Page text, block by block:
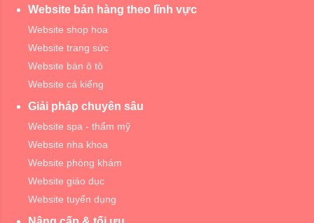
Website bán hàng theo lĩnh vực
Website shop hoa
Website trang sức
Website bán ô tô
Website cá kiểng
Giải pháp chuyên sâu
Website spa - thẩm mỹ
Website nha khoa
Website phòng khám
Website giáo dục
Website tuyển dụng